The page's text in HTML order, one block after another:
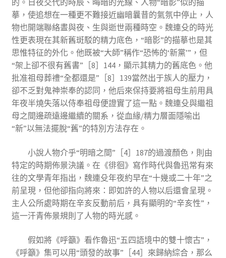
的。日夜交代的時辰、晦暗的光線、人物“暗影”似的描
摹，使追想在一種更不難接近幽暗曩昔的氣氛中停止，人
物也開端聯絡晝與夜、生與逝世兩種時空。魏連殳的時光
性更表現在其新舊斑駁的精力底色，“暗影”的描摹也是其
思惟特征的外化。他既被“大師”稱作“恐怖的‘新黨’”，但
“架上卻不很有舊書”［8］144，顯示其精力的舊底色。他
批准祖母葬禮“全都還是”［8］139當然出于族人的壓力，
卻不乏對鬼神崇奉的認同，他后來保持要將祖母生前用具
年夜半燒失落以侍奉祖母便證實了這一點。魏連殳與繼祖
母之間邊疏遠邊繼續的關系，從血緣/精力層面隱喻出
“新”以無法擺脫“舊”的特別方法存在。
小說人物介乎“明暗之間”［4］187的過渡顏色，則由
特定的時期佈景決議。在《徘徊》寫作時代與魯迅常有來
往的文學青年指出，魏連殳年夜約早在“十幾或二十年”之
前呈現，但他卻指向將來：即如許的人物以后還會呈現。
主人公所處時期在辛亥反動前后，具有顯明的“辛亥性”，
這一汗青佈景規則了人物的時光感。
假如將《呼籲》看作魯迅“五四語境中的雙十懷古”，
《呼籲》集可以用“頭發的故事”［44］來歸納綜合，那么